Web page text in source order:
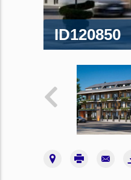
ID120850